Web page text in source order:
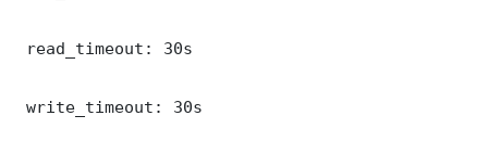
read_timeout: 30s
write_timeout: 30s